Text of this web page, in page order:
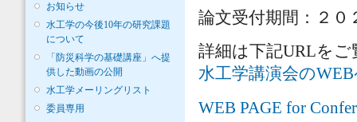
お知らせ
水工学の今後10年の研究課題
について
「防災科学の基礎講座」へ提
供した動画の公開
水工学メーリングリスト
委員専用
論文受付期間：２０
詳細は下記URLを
水工学講演会の
WEB PAGE for